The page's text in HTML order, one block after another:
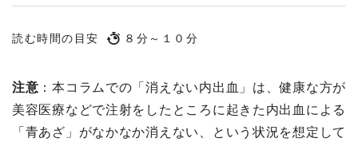
読む時間の目安 ８分～１０分
注意 ：本コラムでの「消えない内出血」は、健康な方が
美容医療などで注射をしたところに起きた内出血による
「青あざ」がなかなか消えない、という状況を想定して